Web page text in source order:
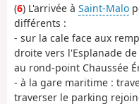
(6) L'arrivée à Saint-Malo
différents :
- sur la cale face aux
droite vers l'Esplanade
au rond-point Chaussée
- à la gare maritime :
traverser le parking